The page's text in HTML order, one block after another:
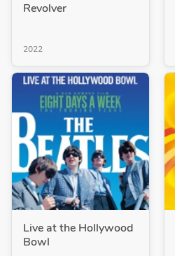
Revolver
2022
Live at the Hollywood
Bowl